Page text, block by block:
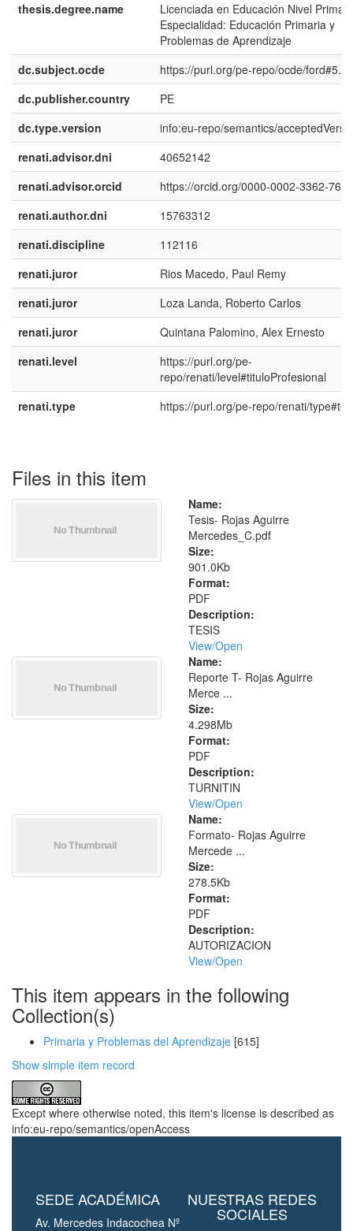
thesis.degree.name
Licenciada en Educación Nivel
Especialidad: Educación Primaria y
Problemas de Aprendizaje
dc.subject.ocde
https://purl.org/pe-repo/ocde/
dc.publisher.country
PE
dc.type.version
info:eu-repo/semantics/
renati.advisor.dni
40652142
renati.advisor.orcid
https://orcid.org/0000-0002-3362-7673
renati.author.dni
15763312
renati.discipline
112116
renati.juror
Rios Macedo, Paul Remy
renati.juror
Loza Landa, Roberto Carlos
renati.juror
Quintana Palomino, Alex Ernesto
renati.level
https://purl.org/pe-
repo/renati/level#tituloProfesional
renati.type
https://purl.org/pe-repo/renati/
Files in this item
Name:
Tesis- Rojas Aguirre
Mercedes_C.pdf
Size:
901.0Kb
Format:
PDF
Description:
TESIS
View/Open
Name:
Reporte T- Rojas Aguirre
Merce ...
Size:
4.298Mb
Format:
PDF
Description:
TURNITIN
View/Open
Name:
Formato- Rojas Aguirre
Mercede ...
Size:
278.5Kb
Format:
PDF
Description:
AUTORIZACION
View/Open
This item appears in the following
Collection(s)
Primaria y Problemas del Aprendizaje [615]
Show simple item record
Except where otherwise noted, this item's license is described as
info:eu-repo/semantics/openAccess
SEDE ACADÉMICA
Av. Mercedes Indacochea Nº
NUESTRAS REDES
SOCIALES